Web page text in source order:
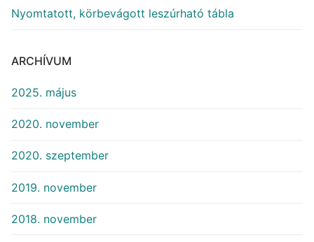
Nyomtatott, körbevágott leszúrható tábla
ARCHÍVUM
2025. május
2020. november
2020. szeptember
2019. november
2018. november